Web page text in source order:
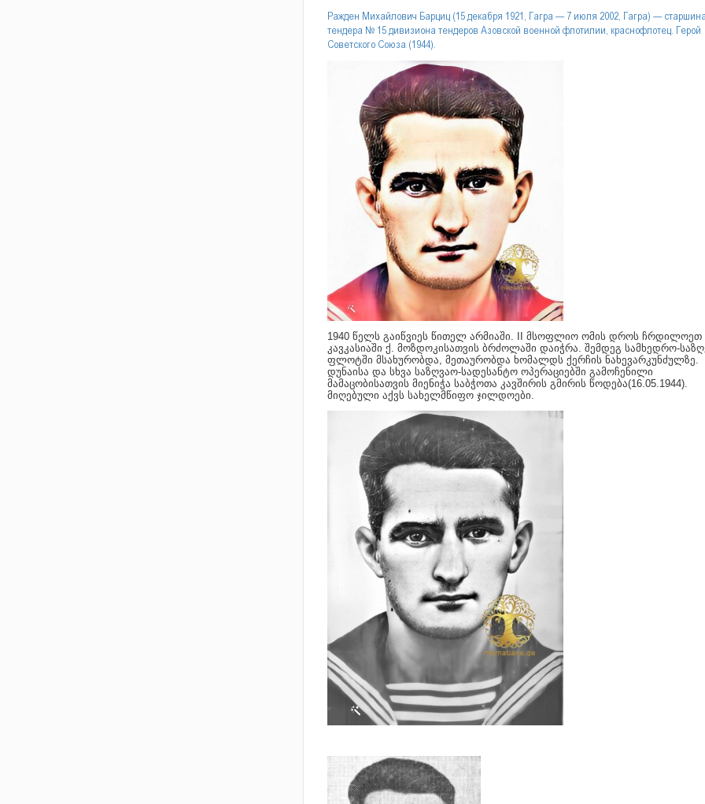
Ражден Михайлович Барциц (15 декабря 1921, Гагра — 7 июля 2002, Гагра) —
тендера № 15 дивизиона тендеров Азовской военной флотилии, краснофлотец. Герой
Советского Союза (1944).
1940 წელს გაიწვიეს წითელ არმიაში. II მსოფლიო ომის დროს ჩრდილოეთ
კავკასიაში ქ. მოზდოკისათვის ბრძოლაში დაიჭრა. შემდეგ სამხედრო-
ფლოტში მსახურობდა, მეთაურობდა ხომალდს ქერჩის ნახევარკუნძულზე.
დუნაისა და სხვა საზღვაო-სადესანტო ოპერაციებში გამოჩენილი
მამაცობისათვის მიენიჭა საბჭოთა კავშირის გმირის წოდება(16.05.1944).
მიღებული აქვს სახელმწიფო ჯილდოები.